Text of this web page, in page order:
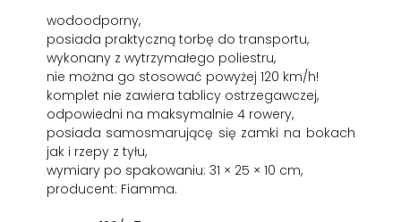
wodoodporny,
posiada praktyczną torbę do transportu,
wykonany z wytrzymałego poliestru,
nie można go stosować powyżej 120 km/h!
komplet nie zawiera tablicy ostrzegawczej,
odpowiedni na maksymalnie 4 rowery,
posiada samosmarującę się zamki na bokach
jak i rzepy z tyłu,
wymiary po spakowaniu: 31 × 25 × 10 cm,
producent: Fiamma.